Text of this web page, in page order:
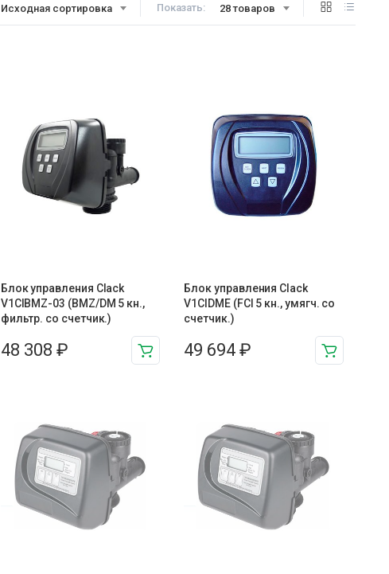
Исходная сортировка Показать: 28 товаров
Блок управления Clack
V1CIBMZ-03 (BMZ/DM 5 кн.,
фильтр. со счетчик.)
48 308 ₽
Блок управления Clack
V1CIDME (FCI 5 кн., умягч. со
счетчик.)
49 694₽